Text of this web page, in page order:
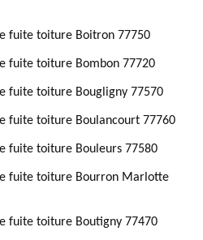
fuite toiture Boitron 77750
fuite toiture Bombon 77720
fuite toiture Bougligny 77570
fuite toiture Boulancourt 77760
fuite toiture Bouleurs 77580
fuite toiture Bourron Marlotte
fuite toiture Boutigny 77470